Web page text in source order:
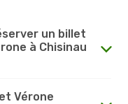
un billet
à Chisinau
Vérone